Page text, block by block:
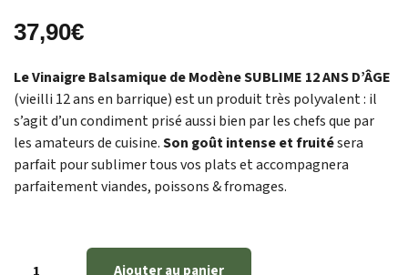
37,90€
Le Vinaigre Balsamique de Modène SUBLIME 12 ANS D’ÂGE
(vieilli 12 ans en barrique) est un produit très polyvalent : il
s’agit d’un condiment prisé aussi bien par les chefs que par
les amateurs de cuisine.Son goût intense et fruitésera
parfait pour sublimer tous vos plats et accompagnera
parfaitement viandes, poissons & fromages.
Ajouter au panier